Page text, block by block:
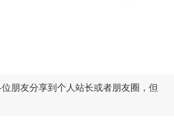
朋友分享到个人站长或者朋友圈，但